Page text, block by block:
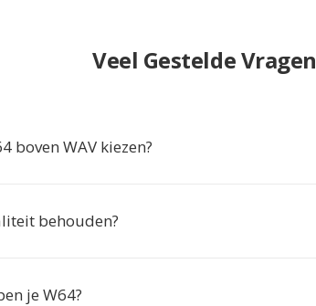
Veel Gestelde Vragen
boven WAV kiezen?
behouden?
je W64?